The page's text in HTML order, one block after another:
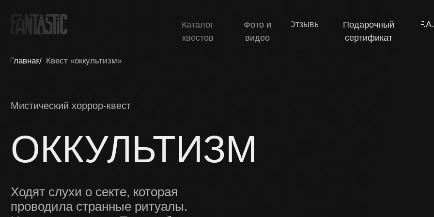
Контакты
F.A.Q.
Подарочный
Отзывы
Каталог
ОККУЛЬТИЗМ
Но слухи ли это… Пора тебе это
выяснить